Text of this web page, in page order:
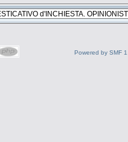
Powered by SMF